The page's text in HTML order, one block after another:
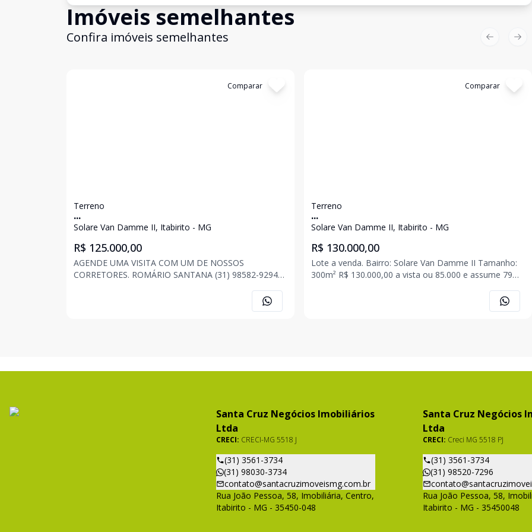
Imóveis semelhantes
Confira imóveis semelhantes
Comparar
Terreno
...
Solare Van Damme II, Itabirito - MG
R$ 125.000,00
AGENDE UMA VISITA COM UM DE NOSSOS
CORRETORES. ROMÁRIO SANTANA (31) 98582-9294
alteração de preço, descrição e disponibilidade a
Comparar
Terreno
...
Solare Van Damme II, Itabirito - MG
R$ 130.000,00
Lote a venda. Bairro: Solare Van Damme II Tamanho:
300m² R$ 130.000,00 a vista ou 85.000 e assume 79
Jonas: 3198520-7296 Romário: 31 98582-9294 Ana: 31
Previous
Santa Cruz Negócios Imobiliários
Ltda
CRECI: CRECI-MG 5518 J
(31) 3561-3734
(31) 98030-3734
contato@santacruzimoveismg.com.br
Rua João Pessoa, 58, Imobiliária, Centro,
Itabirito - MG - 35450-048
Santa Cruz Negócios
Ltda
CRECI: Creci MG 5518 PJ
(31) 3561-3734
(31) 98520-7296
Rua João Pessoa, 58,
Itabirito - MG - 35450048